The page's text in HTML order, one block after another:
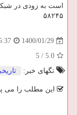
است به زودی در
۵۸۲۴۵
1400/01/29
5.0
/
5
تگهای خبر:
این مطلب را می